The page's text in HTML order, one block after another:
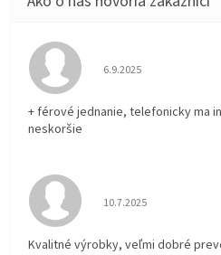
Hodnotenie obchodu
6.9.2025
+ férové jednanie, telefonicky ma
neskoršie
Hodnotenie obchodu
10.7.2025
Kvalitné výrobky, veľmi dobré